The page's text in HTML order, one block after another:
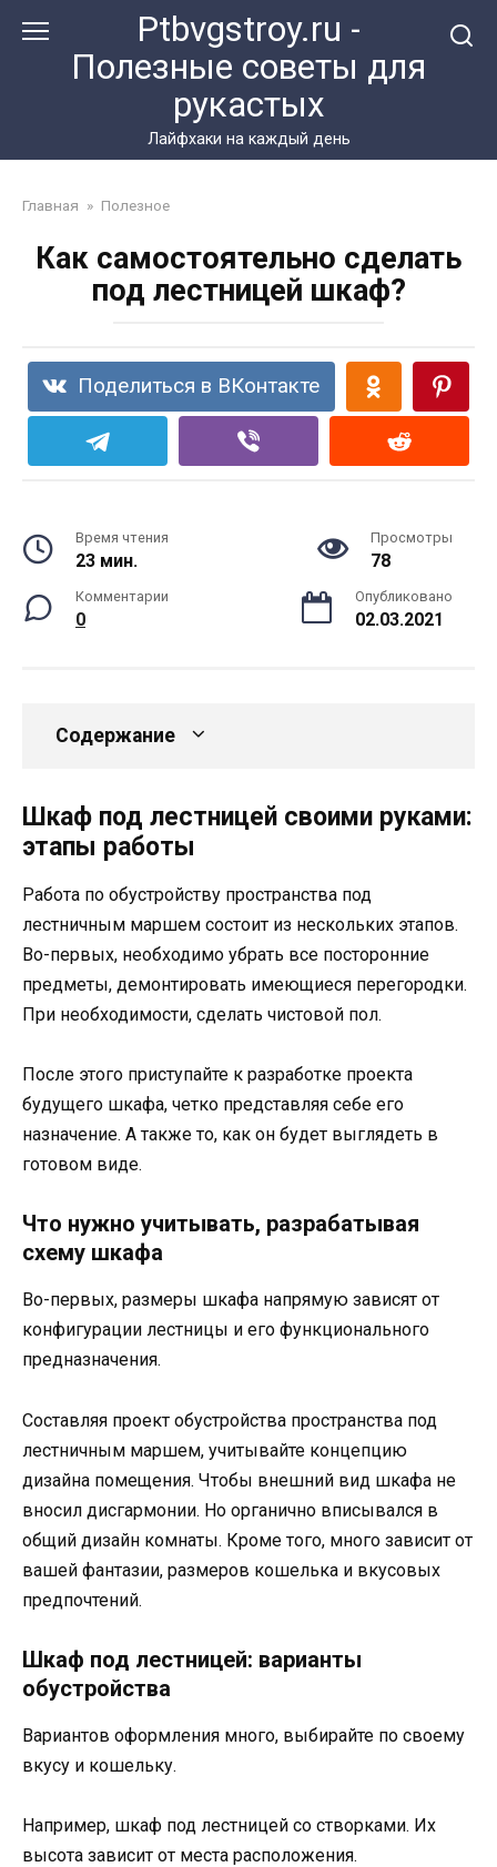
Ptbvgstroy.ru -
Полезные советы для
рукастых
Лайфхаки на каждый день
Главная » Полезное
Как самостоятельно сделать
под лестницей шкаф?
Поделиться в ВКонтакте
Время чтения
23 мин.
Просмотры
78
Комментарии
0
Опубликовано
02.03.2021
Содержание
Шкаф под лестницей своими руками:
этапы работы
Работа по обустройству пространства под
лестничным маршем состоит из нескольких этапов.
Во-первых, необходимо убрать все посторонние
предметы, демонтировать имеющиеся перегородки.
При необходимости, сделать чистовой пол.
После этого приступайте к разработке проекта
будущего шкафа, четко представляя себе его
назначение. А также то, как он будет выглядеть в
готовом виде.
Что нужно учитывать, разрабатывая
схему шкафа
Во-первых, размеры шкафа напрямую зависят от
конфигурации лестницы и его функционального
предназначения.
Составляя проект обустройства пространства под
лестничным маршем, учитывайте концепцию
дизайна помещения. Чтобы внешний вид шкафа не
вносил дисгармонии. Но органично вписывался в
общий дизайн комнаты. Кроме того, много зависит от
вашей фантазии, размеров кошелька и вкусовых
предпочтений.
Шкаф под лестницей: варианты
обустройства
Вариантов оформления много, выбирайте по своему
вкусу и кошельку.
Например, шкаф под лестницей со створками. Их
высота зависит от места расположения.